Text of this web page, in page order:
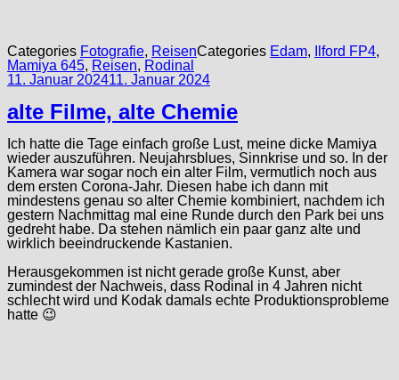
Categories Fotografie, ReisenCategories Edam, Ilford FP4,
Mamiya 645, Reisen, Rodinal
11. Januar 202411. Januar 2024
alte Filme, alte Chemie
Ich hatte die Tage einfach große Lust, meine dicke Mamiya
wieder auszuführen. Neujahrsblues, Sinnkrise und so. In der
Kamera war sogar noch ein alter Film, vermutlich noch aus
dem ersten Corona-Jahr. Diesen habe ich dann mit
mindestens genau so alter Chemie kombiniert, nachdem ich
gestern Nachmittag mal eine Runde durch den Park bei uns
gedreht habe. Da stehen nämlich ein paar ganz alte und
wirklich beeindruckende Kastanien.
Herausgekommen ist nicht gerade große Kunst, aber
zumindest der Nachweis, dass Rodinal in 4 Jahren nicht
schlecht wird und Kodak damals echte Produktionsprobleme
hatte 😉